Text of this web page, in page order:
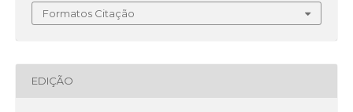
Formatos Citação
EDIÇÃO